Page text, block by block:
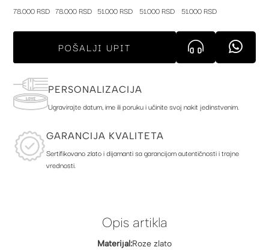
78.000 RSD 78.000 RSD 51.000 RSD 51.000 RSD 51.000 RSD
POŠALJI UPIT
PERSONALIZACIJA
Ugravirajte datum, ime ili poruku i učinite svoj nakit jedinstvenim.
GARANCIJA KVALITETA
Sertifikovano zlato i dijamanti sa garancijom autentičnosti i trajne
vrednosti.
Opis artikla
Materijal:Roze zlato